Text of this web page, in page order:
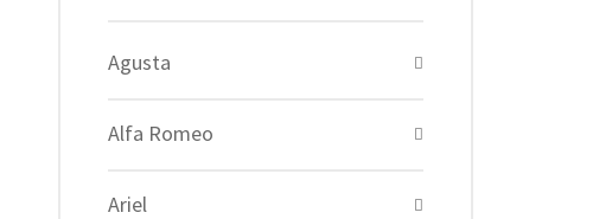
Agusta
Alfa Romeo
Ariel